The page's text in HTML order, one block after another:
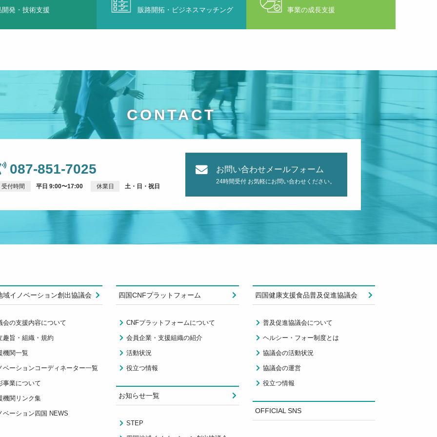
開発・技術支援 販路開拓・ビジネスマッチング 事業の成長支援
CONTACT
087-851-7025
受付時間 平日 9:00〜17:00 休業日 土・日・祝日
お問い合わせメールフォーム
24時間受付 お気軽にお問い合わせください。
域イノベーション創出協議会
会の支援内容について
趣旨・組織・規約
機関一覧
ベーションコーディネーター一覧
事業について
機関リンク集
ベーション四国 NEWS
四国CNFプラットフォーム
CNFプラットフォームについて
会員企業・支援組織の紹介
活動状況
役立つ情報
お知らせ一覧
STEP
四国健康支援食品普及促進協議会
普及促進協議会について
ヘルシー・フォー制度とは
協議会の活動状況
協議会の運営
役立つ情報
OFFICIAL SNS